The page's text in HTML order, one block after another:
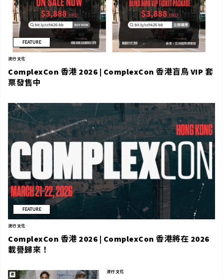
FEATURE
流行文化
ComplexCon 香港 2026 | ComplexCon 香港盲鳥 VIP 套
票發售中
FEATURE
流行文化
ComplexCon 香港 2026 | ComplexCon 香港將在 2026
載譽歸來！
流行文化